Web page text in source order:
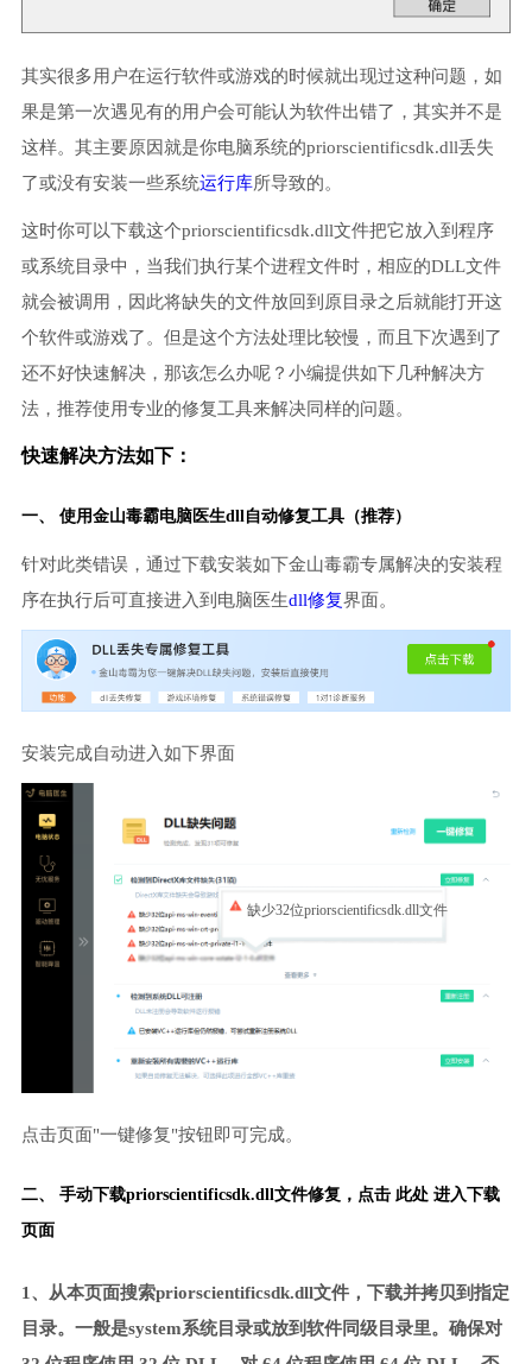
其实很多用户在运行软件或游戏的时候就出现过这种问题，如
果是第一次遇见有的用户会可能认为软件出错了，其实并不是
这样。其主要原因就是你电脑系统的priorscientificsdk.dll丢失
了或没有安装一些系统运行库所导致的。
这时你可以下载这个priorscientificsdk.dll文件把它放入到程序
或系统目录中，当我们执行某个进程文件时，相应的DLL文件
就会被调用，因此将缺失的文件放回到原目录之后就能打开这
个软件或游戏了。但是这个方法处理比较慢，而且下次遇到了
还不好快速解决，那该怎么办呢？小编提供如下几种解决方
法，推荐使用专业的修复工具来解决同样的问题。
快速解决方法如下：
一、 使用金山毒霸电脑医生dll自动修复工具（推荐）
针对此类错误，通过下载安装如下金山毒霸专属解决的安装程
序在执行后可直接进入到电脑医生dll修复界面。
安装完成自动进入如下界面
缺少32位priorscientificsdk.dll文件
点击页面"一键修复"按钮即可完成。
二、 手动下载priorscientificsdk.dll文件修复， 点击 此处 进入下载
页面
1、从本页面搜索priorscientificsdk.dll文件，下载并拷贝到指定
目录。一般是system系统目录或放到软件同级目录里。确保对